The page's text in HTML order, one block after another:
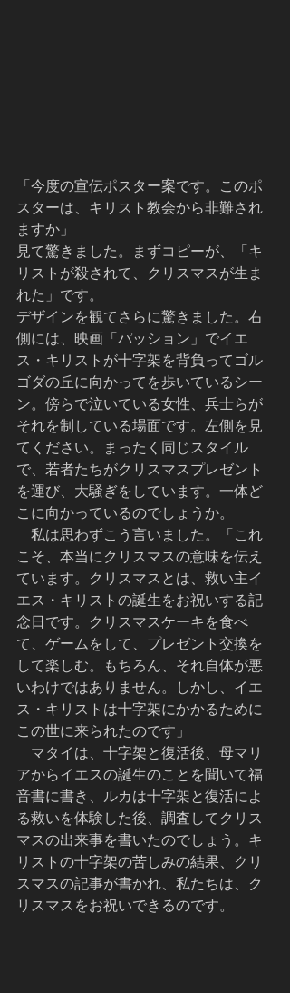
「今度の宣伝ポスター案です。このポ
スターは、キリスト教会から非難され
ますか」
見て驚きました。まずコピーが、「キ
リストが殺されて、クリスマスが生ま
れた」です。
デザインを観てさらに驚きました。右
側には、映画「パッション」でイエ
ス・キリストが十字架を背負ってゴル
ゴダの丘に向かってを歩いているシー
ン。傍らで泣いている女性、兵士らが
それを制している場面です。左側を見
てください。まったく同じスタイル
で、若者たちがクリスマスプレゼント
を運び、大騒ぎをしています。一体ど
こに向かっているのでしょうか。
こそ、本当にクリスマスの意味を伝え
ています。クリスマスとは、救い主イ
エス・キリストの誕生をお祝いする記
念日です。クリスマスケーキを食べ
て、ゲームをして、プレゼント交換を
して楽しむ。もちろん、それ自体が悪
いわけではありません。しかし、イエ
ス・キリストは十字架にかかるために
この世に来られたのです」
アからイエスの誕生のことを聞いて福
音書に書き、ルカは十字架と復活によ
る救いを体験した後、調査してクリス
マスの出来事を書いたのでしょう。キ
リストの十字架の苦しみの結果、クリ
スマスの記事が書かれ、私たちは、ク
リスマスをお祝いできるのです。